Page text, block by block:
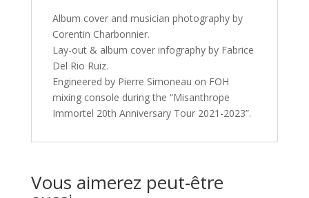
Album cover and musician photography by
Corentin Charbonnier.
Lay-out & album cover infography by Fabrice
Del Rio Ruiz.
Engineered by Pierre Simoneau on FOH
mixing console during the “Misanthrope
Immortel 20th Anniversary Tour 2021-2023”.
Vous aimerez peut-être